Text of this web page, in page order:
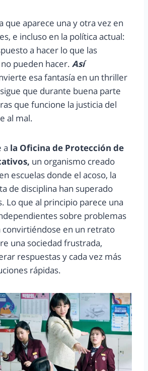
que aparece una y otra vez en
e incluso en la política actual:
a hacer lo que las
pueden hacer. Así
esa fantasía en un thriller
que durante buena parte
que funcione la justicia del
al mal.
a la Oficina de Protección de
un organismo creado
escuelas donde el acoso, la
de disciplina han superado
Lo que al principio parece una
sobre problemas
convirtiéndose en un retrato
una sociedad frustrada,
respuestas y cada vez más
rápidas.